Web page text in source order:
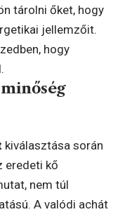
tárolni őket, hogy
jellemzőit.
hogy
kiválasztása során
eredeti kő
nem túl
A valódi achát